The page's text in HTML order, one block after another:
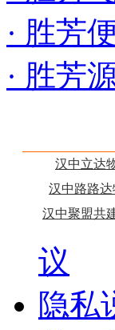
· 胜芳
· 胜芳
汉中立达
汉中路路
汉中聚盟共
议
隐私